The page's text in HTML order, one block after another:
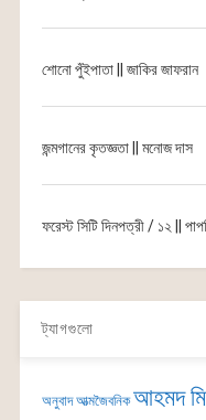
শোনো পুঁইপাতা || জাকির জাফরান
জন্মগানের কৃতজ্ঞতা || মনোজ দাস
ফরেস্ট সিটি দিনপত্রী / ১২ ||
ট্যাগগুলো
অনুবাদ আত্মজৈবনিক আহমদ